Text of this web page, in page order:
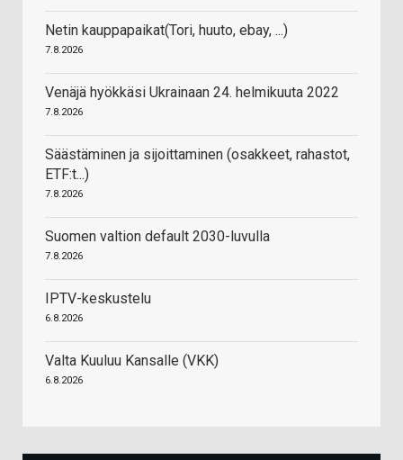
Netin kauppapaikat(Tori, huuto, ebay, ...)
7.8.2026
Venäjä hyökkäsi Ukrainaan 24. helmikuuta 2022
7.8.2026
Säästäminen ja sijoittaminen (osakkeet, rahastot,
ETF:t...)
7.8.2026
Suomen valtion default 2030-luvulla
7.8.2026
IPTV-keskustelu
6.8.2026
Valta Kuuluu Kansalle (VKK)
6.8.2026